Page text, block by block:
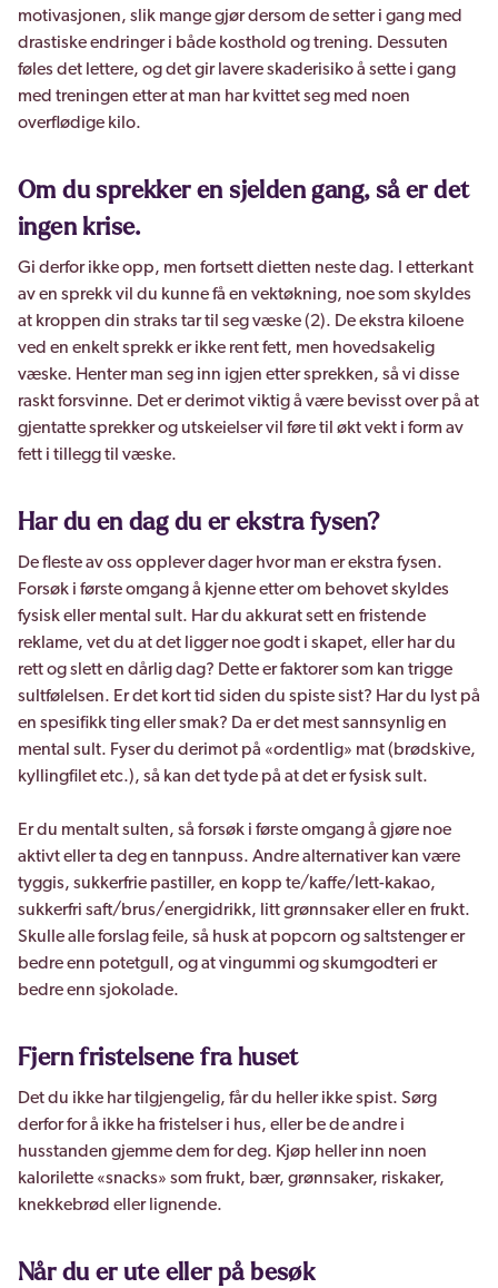
motivasjonen, slik mange gjør dersom de setter i gang med
drastiske endringer i både kosthold og trening. Dessuten
føles det lettere, og det gir lavere skaderisiko å sette i gang
med treningen etter at man har kvittet seg med noen
overflødige kilo.
Om du sprekker en sjelden gang, så er det
ingen krise.
Gi derfor ikke opp, men fortsett dietten neste dag. I etterkant
av en sprekk vil du kunne få en vektøkning, noe som skyldes
at kroppen din straks tar til seg væske (2). De ekstra kiloene
ved en enkelt sprekk er ikke rent fett, men hovedsakelig
væske. Henter man seg inn igjen etter sprekken, så vi disse
raskt forsvinne. Det er derimot viktig å være bevisst over på at
gjentatte sprekker og utskeielser vil føre til økt vekt i form av
fett i tillegg til væske.
Har du en dag du er ekstra fysen?
De fleste av oss opplever dager hvor man er ekstra fysen.
Forsøk i første omgang å kjenne etter om behovet skyldes
fysisk eller mental sult. Har du akkurat sett en fristende
reklame, vet du at det ligger noe godt i skapet, eller har du
rett og slett en dårlig dag? Dette er faktorer som kan trigge
sultfølelsen. Er det kort tid siden du spiste sist? Har du lyst på
en spesifikk ting eller smak? Da er det mest sannsynlig en
mental sult. Fyser du derimot på «ordentlig» mat (brødskive,
kyllingfilet etc.), så kan det tyde på at det er fysisk sult.
Er du mentalt sulten, så forsøk i første omgang å gjøre noe
aktivt eller ta deg en tannpuss. Andre alternativer kan være
tyggis, sukkerfrie pastiller, en kopp te/kaffe/lett-kakao,
sukkerfri saft/brus/energidrikk, litt grønnsaker eller en frukt.
Skulle alle forslag feile, så husk at popcorn og saltstenger er
bedre enn potetgull, og at vingummi og skumgodteri er
bedre enn sjokolade.
Fjern fristelsene fra huset
Det du ikke har tilgjengelig, får du heller ikke spist. Sørg
derfor for å ikke ha fristelser i hus, eller be de andre i
husstanden gjemme dem for deg. Kjøp heller inn noen
kalorilette «snacks» som frukt, bær, grønnsaker, riskaker,
knekkebrød eller lignende.
Når du er ute eller på besøk